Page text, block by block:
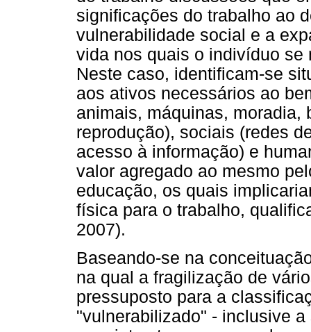
significações do trabalho ao
vulnerabilidade social e a
vida nos quais o indivíduo se
Neste caso, identificam-se
aos ativos necessários ao
animais, máquinas, moradia,
reprodução), sociais (redes
acesso à informação) e
valor agregado ao mesmo
educação, os quais
física para o trabalho,
2007).
Baseando-se na
na qual a fragilização de
pressuposto para a
"vulnerabilizado" - inclusive